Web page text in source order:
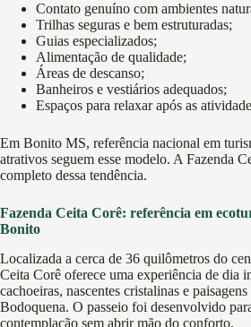
Contato genuíno com ambientes
Trilhas seguras e bem estruturadas;
Guias especializados;
Alimentação de qualidade;
Áreas de descanso;
Banheiros e vestiários adequados;
Espaços para relaxar após as
Em Bonito MS, referência nacional em
atrativos seguem esse modelo. A Fazenda
completo dessa tendência.
Fazenda Ceita Corê: referência em
Bonito
Localizada a cerca de 36 quilômetros do
Ceita Corê oferece uma experiência de dia
cachoeiras, nascentes cristalinas e
Bodoquena. O passeio foi desenvolvido
contemplação sem abrir mão do conforto.